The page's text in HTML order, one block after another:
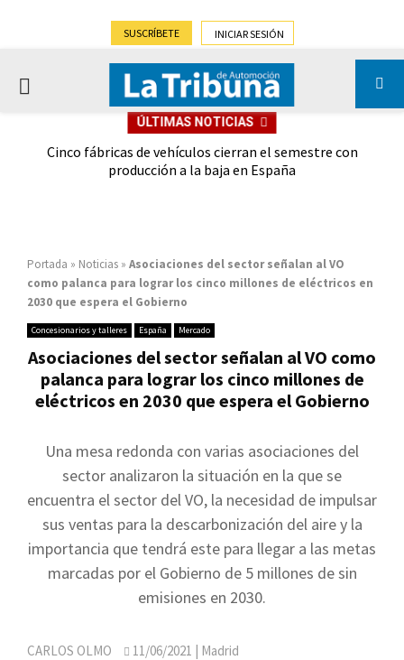
SUSCRÍBETE INICIAR SESIÓN
PRIMARY
ÚLTIMAS NOTICIAS
Cinco fábricas de vehículos cierran el semestre con
producción a la baja en España
Portada » Noticias » Asociaciones del sector señalan al VO
como palanca para lograr los cinco millones de eléctricos en
2030 que espera el Gobierno
Concesionarios y talleres España Mercado
Asociaciones del sector señalan al VO como
palanca para lograr los cinco millones de
eléctricos en 2030 que espera el Gobierno
Una mesa redonda con varias asociaciones del
sector analizaron la situación en la que se
encuentra el sector del VO, la necesidad de impulsar
sus ventas para la descarbonización del aire y la
importancia que tendrá este para llegar a las metas
marcadas por el Gobierno de 5 millones de sin
emisiones en 2030.
CARLOS OLMO 11/06/2021 | Madrid